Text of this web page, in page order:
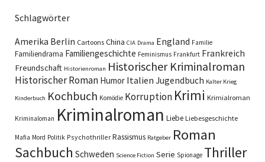
Schlagwörter
Amerika Berlin Cartoons China CIA Drama England Familie
Familiendrama Familiengeschichte Feminismus Frankfurt Frankreich
Freundschaft Historienroman Historischer Kriminalroman
Historischer Roman Humor Italien Jugendbuch Kalter Krieg
Kinderbuch Kochbuch Komödie Korruption Krimi Krimialroman
Kriminaloman Kriminalroman Liebe Liebesgeschichte
Mafia Mord Politik Psychothriller Rassismus Ratgeber Roman
Sachbuch Schweden Science Fiction Serie Spionage Thriller